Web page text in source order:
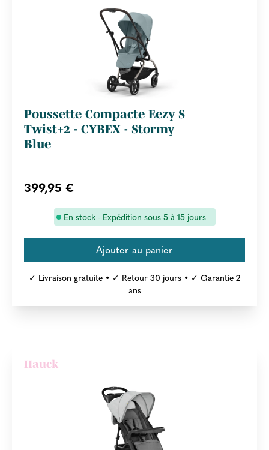
Poussette Compacte Eezy S
Twist+2 - CYBEX - Stormy
Blue
399,95 €
En stock - Expédition sous 5 à 15 jours
✓ Livraison gratuite • ✓ Retour 30 jours • ✓ Garantie 2
ans
Hauck